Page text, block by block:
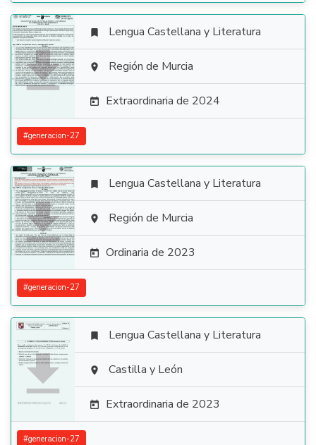

 Lengua Castellana y Literatura
 Región de Murcia
 Extraordinaria de 2024
#generacion-27

 Lengua Castellana y Literatura
 Región de Murcia
 Ordinaria de 2023
#generacion-27

 Lengua Castellana y Literatura
 Castilla y León
 Extraordinaria de 2023
#generacion-27